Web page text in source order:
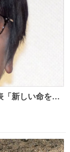
「新しい命を授
article_d…
た方と入籍い
努力し精進して